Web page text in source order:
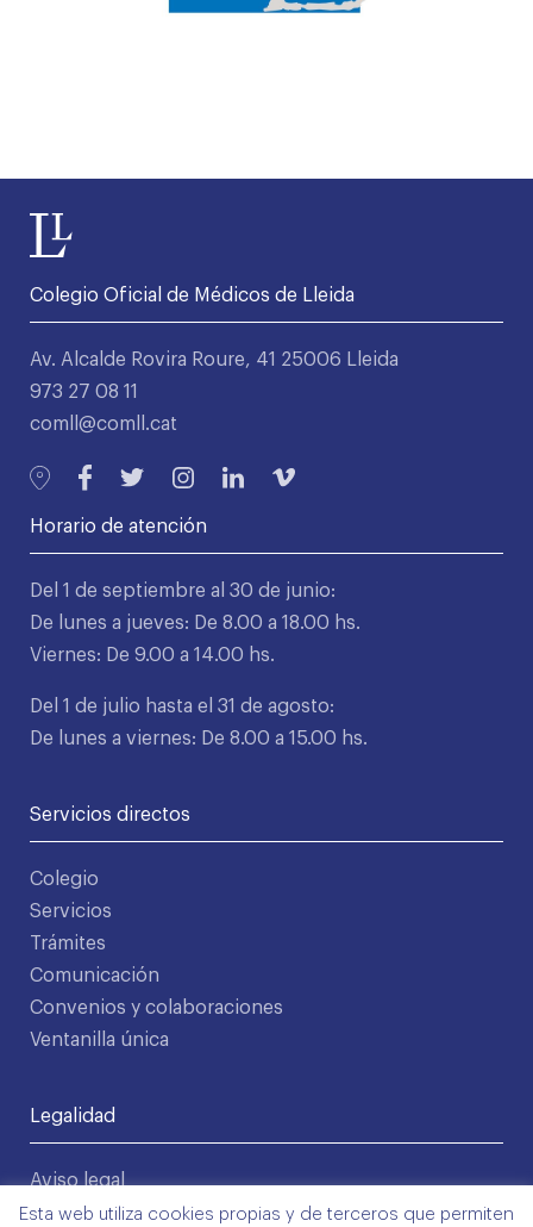
Colegio Oficial de Médicos de Lleida
Av. Alcalde Rovira Roure, 41 25006 Lleida
973 27 08 11
comll@comll.cat
Horario de atención
Del 1 de septiembre al 30 de junio:
De lunes a jueves: De 8.00 a 18.00 hs.
Viernes: De 9.00 a 14.00 hs.
Del 1 de julio hasta el 31 de agosto:
De lunes a viernes: De 8.00 a 15.00 hs.
Servicios directos
Colegio
Servicios
Trámites
Comunicación
Convenios y colaboraciones
Ventanilla única
Legalidad
Aviso legal
Política de privacidad
Esta web utiliza cookies propias y de terceros que permiten